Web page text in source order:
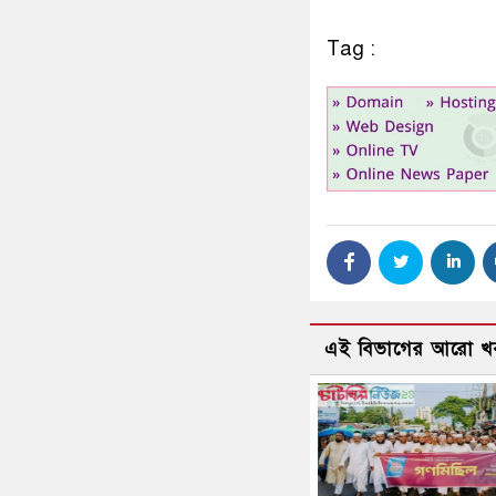
Tag :
এই বিভাগের আরো